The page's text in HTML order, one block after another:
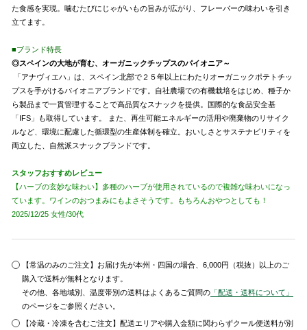
た食感を実現。噛むたびにじゃがいもの旨みが広がり、フレーバーの味わいを引き
立てます。
■ブランド特長
◎スペインの大地が育む、オーガニックチップスのパイオニア～
「アナヴィエハ」は、スペイン北部で２５年以上にわたりオーガニックポテトチッ
プスを手がけるパイオニアブランドです。自社農場での有機栽培をはじめ、種子か
ら製品まで一貫管理することで高品質なスナックを提供。国際的な食品安全基
「IFS」も取得しています。 また、再生可能エネルギーの活用や廃棄物のリサイク
ルなど、環境に配慮した循環型の生産体制を確立。おいしさとサステナビリティを
両立した、自然派スナックブランドです。
スタッフおすすめレビュー
【ハーブの玄妙な味わい】多種のハーブが使用されているので複雑な味わいになっ
ています。ワインのおつまみにもよさそうです。もちろんおやつとしても！
2025/12/25 女性/30代
【常温のみのご注文】お届け先が本州・四国の場合、6,000円（税抜）以上のご
購入で送料が無料となります。
その他、各地域別、温度帯別の送料はよくあるご質問の 「配送・送料について」
のページをご参照ください。
【冷蔵・冷凍を含むご注文】配送エリアや購入金額に関わらずクール便送料が別